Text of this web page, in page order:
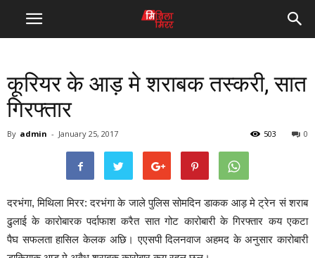
कूरियर के आड़ मे शराबक तस्करी, सात
गिरफ्तार
By admin - January 25, 2017 0
503
दरभंगा, मिथिला मिरर: दरभंगा के जाले पुलिस सोमदिन डाकक आड़ मे ट्रेन सं शराब
ढुलाई के कारोबारक पर्दाफाश करैत सात गोट कारोबारी के गिरफ्तार कय एकटा
पैघ सफलता हासिल केलक अछि। एएसपी दिलनवाज अहमद के अनुसार कारोबारी